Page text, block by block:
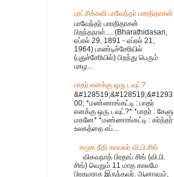
புரட்சிக்கவி பாவேந்தர் பாரதிதாசன்
பாவேந்தர் பாரதிதாசன்
பிறந்தநாள்.... (Bharathidasan,
ஏப்ரல் 29, 1891 - ஏப்ரல் 21,
1964) பாண்டிச்சேரியில்
(புதுச்சேரியில்) பிறந்து பெரும்
புகழ...
பாதர் எனக்கு ஒரு டவுட்?
&#128519;&#128519;&#1293
00; *மண்ணாங்கட்டி : பாதர்
எனக்கு ஒரு டவுட்?* *பாதர் : கேளு
மகனே* *மண்ணாங்கட்டி : கர்த்தர்
உலகத்தை எப்...
சமூக நீதி காவலர் வி.பி.சிங்
விசுவநாத் பிரதாப் சிங் (வி.பி.
சிங்) வெறும் 11 மாத காலமே
பிரதமராக இருந்தவர். ஆனாலும்,